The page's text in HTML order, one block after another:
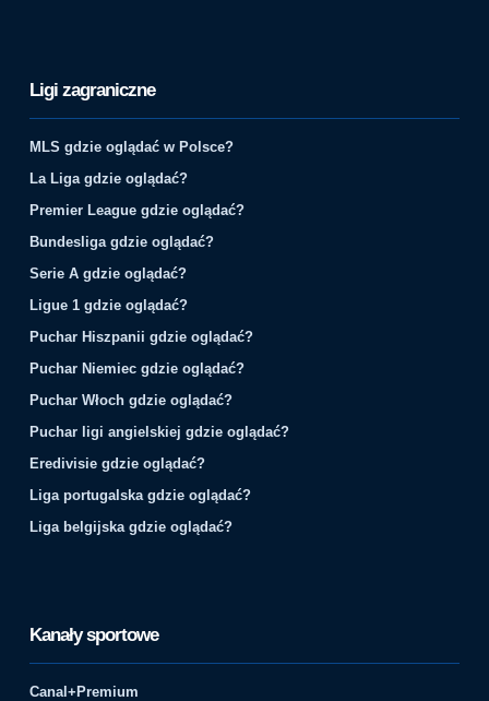
Ligi zagraniczne
MLS gdzie oglądać w Polsce?
La Liga gdzie oglądać?
Premier League gdzie oglądać?
Bundesliga gdzie oglądać?
Serie A gdzie oglądać?
Ligue 1 gdzie oglądać?
Puchar Hiszpanii gdzie oglądać?
Puchar Niemiec gdzie oglądać?
Puchar Włoch gdzie oglądać?
Puchar ligi angielskiej gdzie oglądać?
Eredivisie gdzie oglądać?
Liga portugalska gdzie oglądać?
Liga belgijska gdzie oglądać?
Kanały sportowe
Canal+Premium